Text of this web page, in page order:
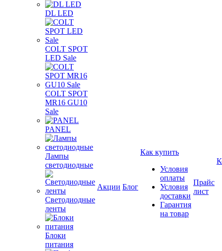
DL LED
COLT SPOT
LED Sale
COLT SPOT
MR16 GU10
Sale
PANEL
Лампы
светодиодные
Светодиодные
ленты
Блоки
питания
Акции Блог
Как купить
Условия
оплаты
Условия
доставки
Гарантия
на товар
Прайс
лист